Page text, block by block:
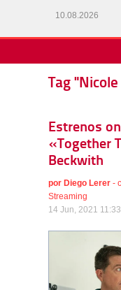
10.08.2026
Tag
Estrenos
«Together
Beckwith
por Diego Lerer -
Streaming
14 Jun, 2021 11:33